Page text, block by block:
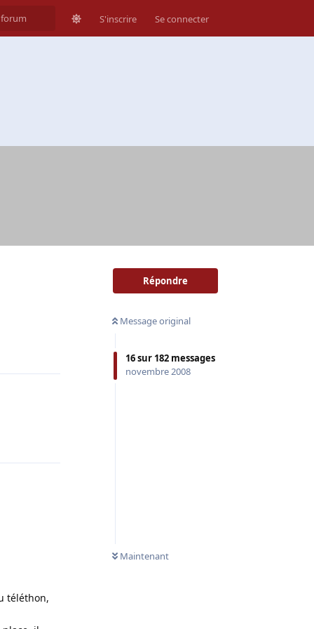
S'inscrire Se connecter
Répondre
Message original
16sur 182 messages
novembre 2008
Maintenant
téléthon,